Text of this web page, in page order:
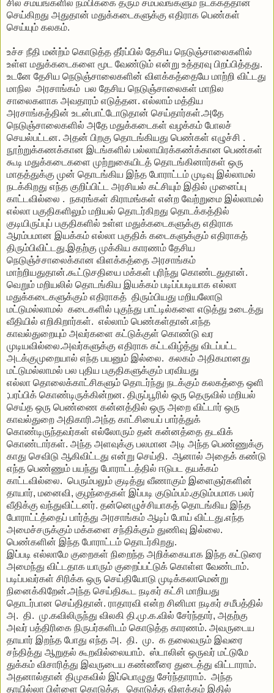
சில சமயங்களில் நம்பிக்கை தரும் சம்பவங்களும் நடக்கத்தான்
செய்கிறது அதுதான் மதுக்கடைகளுக்கு எதிராக பெண்கள்
செய்யும் கலகம்.
உச்ச நீதி மன்ற்ம் கொடுத்த தீர்ப்பில் தேசிய நெடுஞ்சாலைகளில்
உள்ள மதுக்கடைகளை மூட வேண்டும் என்று உத்தரவு பிறப்பித்தது.
உடனே தேசிய நெடுஞ்சாலைகளின் விளக்கத்தையே மாற்றி விட்டது
மாநில அரசாங்கம் பல தேசிய நெடுஞ்சாலைகள் மாநில
சாலைகளாக அவதாரம் எடுத்தன. எல்லாம் மத்திய
அரசாங்கத்தின் உடன்பாட்டோடுதான் செய்தார்கள்.அதே
நெடுஞ்சாலைகளில் அதே மதுக்கடைகள் வழக்கம் போலச்
செயல்பட்டன. அதன் பிறகு தொடங்கியது பெண்கள் எழுச்சி .
நூற்றுக்கணக்கான இடங்களில் பல்லாயிரக்கண்க்கான பெண்கள்
கூடி மதுக்கடைகளை முற்றுகையிடத் தொடங்கினார்கள் ஒரு
மாதத்துக்கு முன் தொடங்கிய இந்த போராட்டம் முடிவு இல்லாமல்
நடக்கிறது எந்த குறிப்பிட்ட அரசியல் கட்சியும் இதில் முனைப்பு
காட்டவில்லை . நகரங்கள் கிராமங்கள் என்ற வேற்றுமை இல்லாமல்
எல்லா பகுதிகளிலும் மறியல் தொடர்கிறது தொடக்கத்தில்
குடியிருப்புப் பகுதிகளில் உள்ள மதுக்கடைகளுக்கு எதிராக
ஆரம்பமான இயக்கம் எல்லா பகுதிக் கடைகளுக்கும் எதிராகத்
திரும்பிவிட்டது.இதற்கு முக்கிய காரணம் தேசிய
நெடுஞ்ச்சாலைக்கான விளக்கத்தை அரசாங்கம்
மாற்றியதுதான்.கூட்டுசதியை மக்கள் புரிந்து கொண்டதுதான்.
வெறும் மறியலில் தொடங்கிய இயக்கம் படிப்ப்படியாக எல்லா
மதுக்கடைகளுக்கும் எதிராகத் திரும்பியது மறியலோடு
மட்டுமல்லாமல் கடைகளில் புகுந்து பாட்டில்களை எடுத்து உடைத்து
வீதியில் எறிகிறார்கள். எல்லாம் பெண்கள்தான்.எந்த
காவல்துறையும் அவர்களை கட்டுக்குள் கொண்டு வர
முடியவில்லை.அவர்களுக்கு எதிராக கட்டவிழ்த்து விடப்பட்ட
அடக்குமுறையால் எந்த பயனும் இல்லை. கலகம் அதிகமானது
மட்டுமல்லாமல் பல புதிய பகுதிகளுக்கும் பரவியது
எல்லா தொலைக்காட்சிகளும் தொடர்ந்து நடக்கும் கலகத்தை ஒளி
;பரப்பிக் கொண்டிருக்கின்றன. திருப்பூரில் ஒரு தெருவில் மறியல்
செய்த ஒரு பெண்ணை கன்னத்தில் ஒரு அறை விட்டார் ஒரு
காவல்துறை அதிகாரி.அந்த காட்சியைப் பார்த்துக்
கொண்டிருந்தவர்கள் எல்லோரும் தன் கன்னத்தை தடவிக்
கொண்டார்கள். அந்த அளவுக்கு பலமான அடி அந்த பெண்ணுக்கு
காது செவிடு ஆகிவிட்டது என்று செய்தி. ஆனால் அதைக் கண்டு
எந்த பெண்ணும் பயந்து போராட்டத்தில் ஈடுபட
தயக்கம்
காட்டவில்லை. பெரும்பலும் குடித்து வீணாகும் இளைஞர்களின்
தாயார், மனைவி, குழந்தைகள் இப்படி குடும்பம்.குடும்பமாக பலர்
வீதிக்கு வந்துவிட்டனர். தன்னெழுச்சியாகத் தொடங்கிய இந்த
போராட்ட்த்தைப் பார்த்து அரசாங்கம் ஆடிப் போய் விட்டது.எந்த
அமைச்சருக்கும் மக்களை சந்திக்கும் துணிவு இல்லை.
பெண்களின் இந்த போராட்டம் தொடர்கிறது.
இப்படி எல்லாமே குறைகள் நிறைந்த அறிக்கையாக இந்த கட்டுரை
அமைந்து விட்டதாக யாரும் குறைப்பட்டுக் கொள்ள வேண்டாம்.
படிப்பவர்கள் சிரிக்க ஒரு செய்தியோடு முடிக்கலாமென்று
நினைக்கிறேன்.அந்த செய்திகூட நடிகர் கட்சி மாறியது
தொடர்பான செய்திதான். ராதாரவி என்ற சினிமா நடிகர் சமீபத்தில்
அ. தி. மு.கவிலிருந்து விலகி தி.மு.க.வில் சேர்ந்தார், அதற்கு
அவர் பத்திரிகை நிருபர்களிடம் கொடுத்த காரணம். அவருடைய
தாயார் இறந்த போது எந்த அ. தி. மு. க தலைவரும் இவரை
சந்தித்து ஆறுதல் கூறவில்லையாம். ஸ்டாலின் ஒருவர் மட்டுமே
துக்கம் விசாரித்து இவருடைய கண்ணீரை துடைத்து விட்டாராம்.
அதனால்தான் திமுகவில் இப்பொழுது சேர்ந்தாராம். அந்த
தாயில்லா பிள்ளை கொடுத்த கொடுத்த விளக்கம் இதில்